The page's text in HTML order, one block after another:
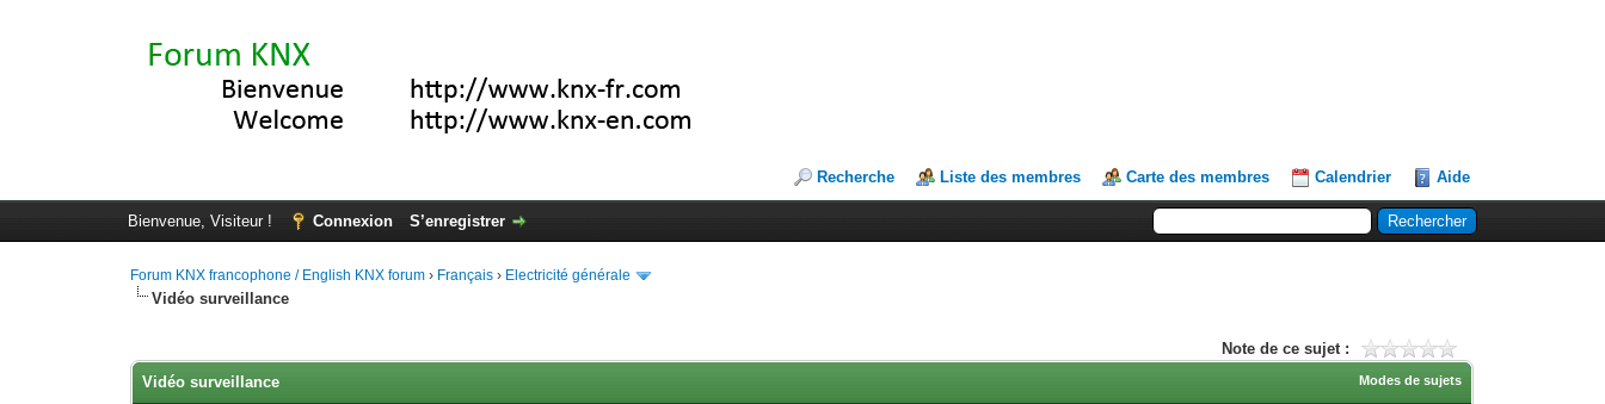
Recherche Liste des membres Carte des membres Calendrier Aide
Bienvenue, Visiteur ! Connexion S’enregistrer
Forum KNX francophone / English KNX forum › Français › Electricité générale
Vidéo surveillance
Note de ce sujet :
Modes de sujets
Vidéo surveillance